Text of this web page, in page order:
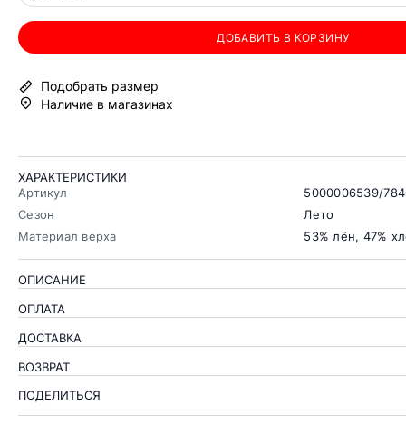
ДОБАВИТЬ В КОРЗИНУ
Подобрать размер
Наличие в магазинах
ХАРАКТЕРИСТИКИ
Артикул
5000006539/
Сезон
Лето
Материал верха
53% лён, 47%
ОПИСАНИЕ
ОПЛАТА
ДОСТАВКА
ВОЗВРАТ
ПОДЕЛИТЬСЯ